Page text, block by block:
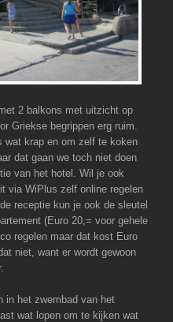
2 balkons met uitzicht op
Griekse begrippen erg ruim.
wat krap en om zelf te koken
dat gaan we toch niet doen
van het hotel. Wil je ook
via WiPlus zelf online regelen
receptie kun je ook de sleutel
(Euro 20,= voor gehele
regelen maar dat kost Euro
niet, want er wordt gewoon
in het zwembad van het
wat lopen om te kijken wat